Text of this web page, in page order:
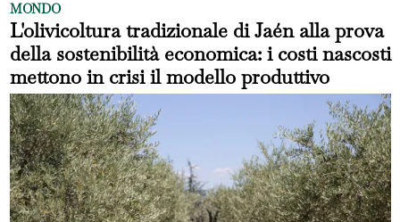
MONDO
L'olivicoltura tradizionale di Jaén alla prova
della sostenibilità economica: i costi nascosti
mettono in crisi il modello produttivo